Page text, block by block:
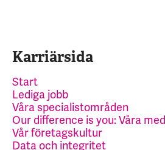
Karriärsida
Start
Lediga jobb
Våra specialistområden
Our difference is you: Våra
Vår företagskultur
Data och integritet